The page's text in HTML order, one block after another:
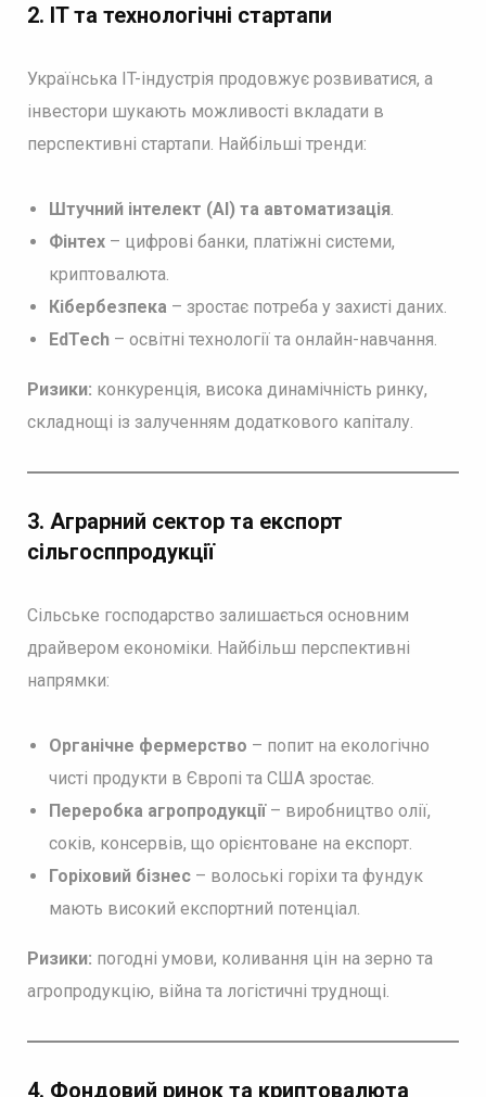
2. IT та технологічні стартапи
Українська IT-індустрія продовжує розвиватися, а
інвестори шукають можливості вкладати в
перспективні стартапи. Найбільші тренди:
Штучний інтелект (AI) та автоматизація.
Фінтех– цифрові банки, платіжні системи,
криптовалюта.
Кібербезпека – зростає потреба у захисті даних.
EdTech– освітні технології та онлайн-навчання.
Ризики: конкуренція, висока динамічність ринку,
складнощі із залученням додаткового капіталу.
3. Аграрний сектор та експорт
сільгосппродукції
Сільське господарство залишається основним
драйвером економіки. Найбільш перспективні
напрямки:
Органічне фермерство – попит на екологічно
чисті продукти в Європі та США зростає.
Переробка агропродукції– виробництво олії,
соків, консервів, що орієнтоване на експорт.
Горіховий бізнес– волоські горіхи та фундук
мають високий експортний потенціал.
Ризики: погодні умови, коливання цін на зерно та
агропродукцію, війна та логістичні труднощі.
4. Фондовий ринок та криптовалюта